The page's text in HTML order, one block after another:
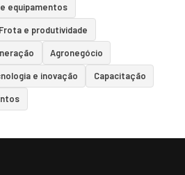
equipamentos
Frota e produtividade
Agronegócio
e inovação Capacitação